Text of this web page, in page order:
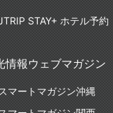
STAY+ ホテル予約
情報ウェブマガジン
マートマガジン沖縄